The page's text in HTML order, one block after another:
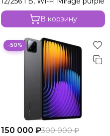
В корзину
−50%
150 000 ₽300 000 ₽